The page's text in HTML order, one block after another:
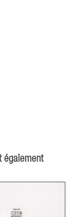
également